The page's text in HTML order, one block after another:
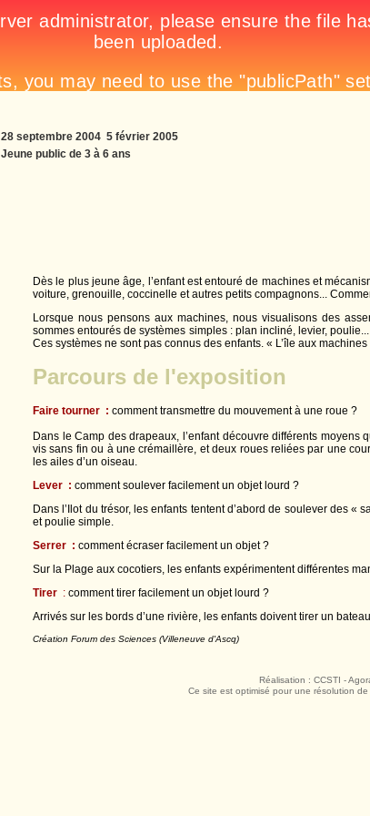
28 septembre 2004  5 février 2005
Jeune public de 3 à 6 ans
Dès le plus jeune âge, l’enfant est entouré de machines et
voiture, grenouille, coccinelle et autres petits compagnons...
Lorsque nous pensons aux machines, nous visualisons des
sommes entourés de systèmes simples : plan incliné, levier,
Ces systèmes ne sont pas connus des enfants. « L’île aux
Parcours de l'exposition
Faire tourner : comment transmettre du mouvement à une roue ?
Dans le Camp des drapeaux, l’enfant découvre différents
vis sans fin ou à une crémaillère, et deux roues reliées par une
les ailes d’un oiseau.
Lever : comment soulever facilement un objet lourd ?
Dans l’Ilot du trésor, les enfants tentent d’abord de soulever des
et poulie simple.
Serrer : comment écraser facilement un objet ?
Sur la Plage aux cocotiers, les enfants expérimentent différentes
Tirer : comment tirer facilement un objet lourd ?
Arrivés sur les bords d’une rivière, les enfants doivent tirer un
Création Forum des Sciences (Villeneuve d'Ascq)
Réalisation : CCSTI -
Ce site est optimisé pour une résolution